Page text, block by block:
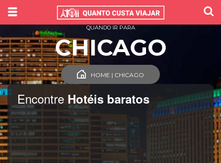
Encontre Hotéis baratos
QUANDO IR PARA
CHICAGO
HOME | CHICAGO